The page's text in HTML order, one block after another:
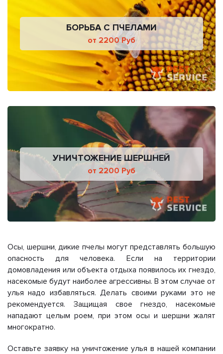
БОРЬБА С ПЧЕЛАМИ
от 2200 Руб
УНИЧТОЖЕНИЕ ШЕРШНЕЙ
от 2200 Руб
Осы, шершни, дикие пчелы могут представлять большую
опасность для человека. Если на территории
домовладения или объекта отдыха появилось их гнездо,
насекомые будут наиболее агрессивны. В этом случае от
улья надо избавляться. Делать своими руками это не
рекомендуется. Защищая свое гнездо, насекомые
нападают целым роем, при этом осы и шершни жалят
многократно.
Оставьте заявку на уничтожение улья в нашей компании